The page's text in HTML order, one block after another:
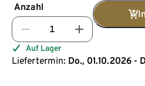
Anzahl
Auf Lager
Liefertermin: Do., 01.10.2026 -